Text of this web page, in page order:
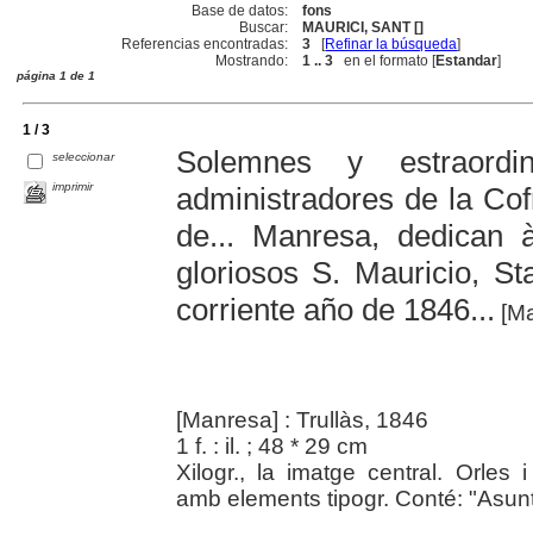
Base de datos:
fons
Buscar:
MAURICI, SANT []
Referencias encontradas:
3 [Refinar la búsqueda]
Mostrando:
1 .. 3 en el formato [Estandar]
página 1 de 1
1 / 3
seleccionar
imprimir
Solemnes y
administradores de la
de... Manresa, dedican
gloriosos S. Mauricio,
corriente año de 1846...
[Manresa] : Trullàs, 1846
1 f. : il. ; 48 * 29 cm
Xilogr., la imatge central. Orles
amb elements tipogr. Conté: